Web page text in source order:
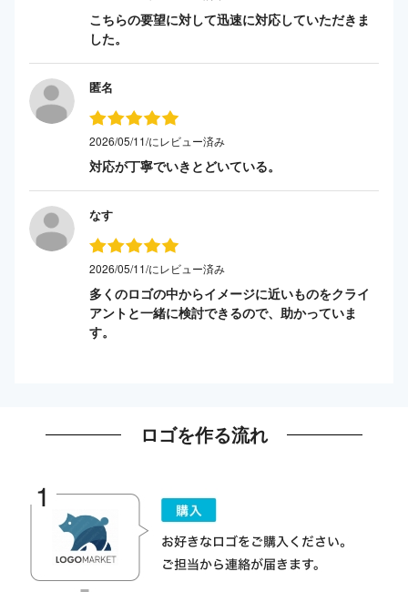
こちらの要望に対して迅速に対応していただきま
した。
匿名
2026/05/11/にレビュー済み
対応が丁寧でいきとどいている。
なす
2026/05/11/にレビュー済み
多くのロゴの中からイメージに近いものをクライ
アントと一緒に検討できるので、助かっていま
す。
ロゴを作る流れ